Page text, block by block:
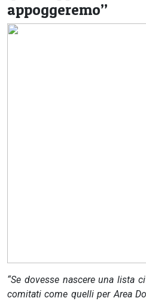
SEZIONI
appoggeremo”
“Se dovesse nascere una lista
comitati come quelli per Area